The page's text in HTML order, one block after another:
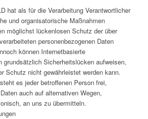
hat als für die Verarbeitung Verantwortlicher
und organisatorische Maßnahmen
möglichst lückenlosen Schutz der über
personenbezogenen Daten
können Internetbasierte
grundsätzlich Sicherheitslücken aufweisen,
Schutz nicht gewährleistet werden kann.
es jeder betroffenen Person frei,
auch auf alternativen Wegen,
an uns zu übermitteln.